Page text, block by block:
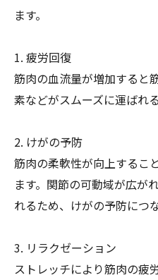
ます。
1. 疲労回復
筋肉の血流量が増加すると
素などがスムーズに運ばれ
2. けがの予防
筋肉の柔軟性が向上するこ
ます。関節の可動域が広が
れるため、けがの予防につ
3. リラクゼーション
ストレッチにより筋肉の疲